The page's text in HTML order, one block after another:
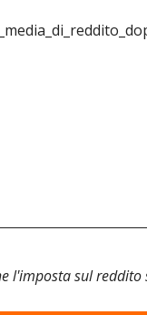
l'imposta sul